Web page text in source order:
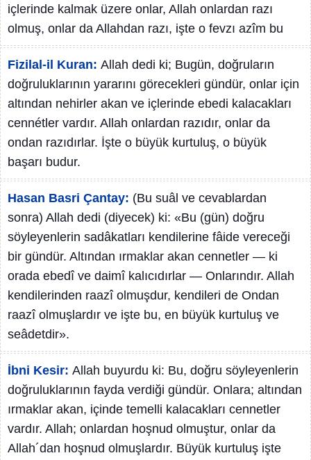
içlerinde kalmak üzere onlar, Allah onlardan razı
olmuş, onlar da Allahdan razı, işte o fevzı azîm bu
Fizilal-il Kuran: Allah dedi ki; Bugün, doğruların
doğruluklarının yararını görecekleri gündür, onlar için
altından nehirler akan ve içlerinde ebedi kalacakları
cennétler vardır. Allah onlardan razıdır, onlar da
ondan razıdırlar. İşte o büyük kurtuluş, o büyük
başarı budur.
Hasan Basri Çantay: (Bu suâl ve cevablardan
sonra) Allah dedi (diyecek) ki: «Bu (gün) doğru
söyleyenlerin sadâkatları kendilerine fâide vereceği
bir gündür. Altından ırmaklar akan cennetler — ki
orada ebedî ve daimî kalıcıdırlar — Onlarındır. Allah
kendilerinden raazî olmuşdur, kendileri de Ondan
raazî olmuşlardır ve işte bu, en büyük kurtuluş ve
seâdetdir».
İbni Kesir: Allah buyurdu ki: Bu, doğru söyleyenlerin
doğruluklarının fayda verdiği gündür. Onlara; altından
ırmaklar akan, içinde temelli kalacakları cennetler
vardır. Allah; onlardan hoşnud olmuştur, onlar da
Allah´dan hoşnud olmuşlardır. Büyük kurtuluş işte